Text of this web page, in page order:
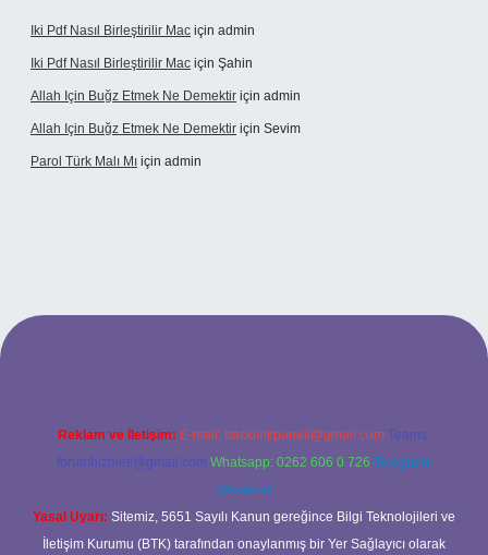
Iki Pdf Nasıl Birleştirilir Mac için admin
Iki Pdf Nasıl Birleştirilir Mac için Şahin
Allah Için Buğz Etmek Ne Demektir için admin
Allah Için Buğz Etmek Ne Demektir için Sevim
Parol Türk Malı Mı için admin
Reklam ve İletişim: E-mail: backlinkpaneli@gmail.com Teams:
forumhizmeti@gmail.com Whatsapp: 0262 606 0 726 Telegram:
@karabul
Yasal Uyarı: Sitemiz, 5651 Sayılı Kanun gereğince Bilgi Teknolojileri ve
İletişim Kurumu (BTK) tarafından onaylanmış bir Yer Sağlayıcı olarak